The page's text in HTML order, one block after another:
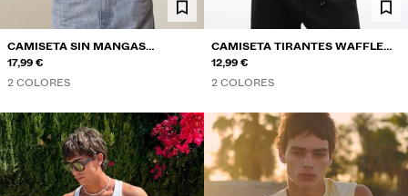
CAMISETA SIN MANGAS
BORDADA
17,99 €
2 COLORES
CAMISETA TIRANTES WAFFLE
PRINT
12,99 €
2 COLORES